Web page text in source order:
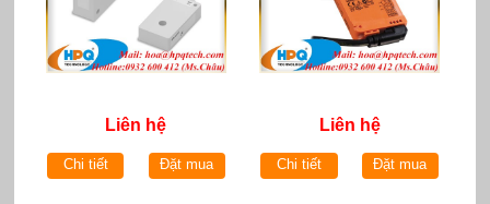
Liên hệ
Chi tiết Đặt mua
Liên hệ
Chi tiết Đặt mua